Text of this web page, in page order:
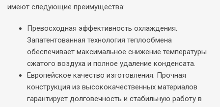
имеют следующие преимущества:
Превосходная эффективность охлаждения.
Запатентованная технология теплообмена
обеспечивает максимальное снижение температуры
сжатого воздуха и полное удаление конденсата.
Европейское качество изготовления. Прочная
конструкция из высококачественных материалов
гарантирует долговечность и стабильную работу в